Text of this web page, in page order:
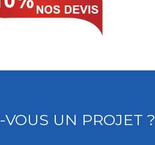
VOUS UN PROJET ?